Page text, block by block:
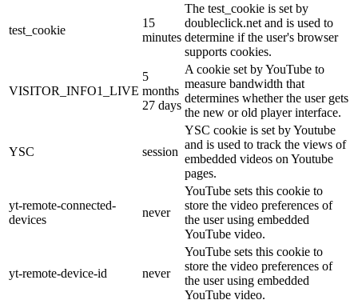
test_cookie
15
minutes
The test_cookie is set by
doubleclick.net and is used to
determine if the user's browser
supports cookies.
VISITOR_INFO1_LIVE
5
months
27 days
A cookie set by YouTube to
measure bandwidth that
determines whether the user gets
the new or old player interface.
YSC session
YSC cookie is set by Youtube
and is used to track the views of
embedded videos on Youtube
pages.
yt-remote-connected-
devices
never
YouTube sets this cookie to
store the video preferences of
the user using embedded
YouTube video.
yt-remote-device-id never
YouTube sets this cookie to
store the video preferences of
the user using embedded
YouTube video.